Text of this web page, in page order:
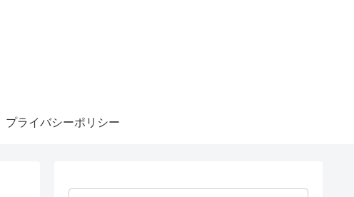
プライバシーポリシー